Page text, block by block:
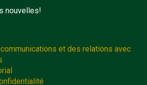
nouvelles!
et des relations avec